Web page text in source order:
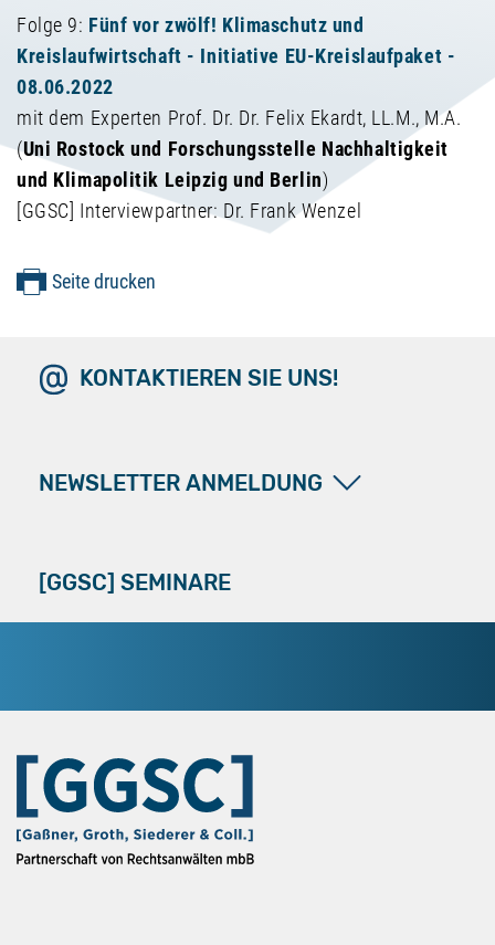
Folge 9: Fünf vor zwölf! Klimaschutz und
Kreislaufwirtschaft - Initiative EU-Kreislaufpaket -
08.06.2022
mit dem Experten Prof. Dr. Dr. Felix Ekardt, LL.M., M.A.
(Uni Rostock und Forschungsstelle Nachhaltigkeit
und Klimapolitik Leipzig und Berlin)
[GGSC] Interviewpartner: Dr. Frank Wenzel
Seite drucken
KONTAKTIEREN SIE UNS!
NEWSLETTER ANMELDUNG
[GGSC] SEMINARE